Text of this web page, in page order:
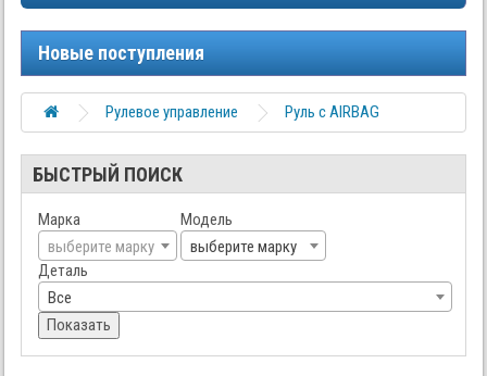
Новые поступления
Рулевое управление Руль с AIRBAG
БЫСТРЫЙ ПОИСК
Марка
выберите марку
Модель
выберите марку
Деталь
Все
Показать